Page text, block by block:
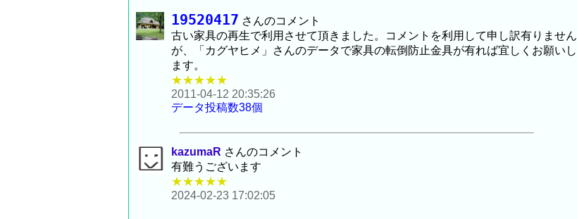
19520417 さんのコメント
古い家具の再生で利用させて頂きました。コメントを利用して申し訳有りません
が、「カグヤヒメ」さんのデータで家具の転倒防止金具が有れば宜しくお願いし
ます。
★★★★★
2011-04-12 20:35:26
データ投稿数38個
kazumaR さんのコメント
有難うございます
★★★★★
2024-02-23 17:02:05